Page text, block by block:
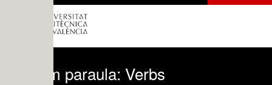
paraula: Verbs